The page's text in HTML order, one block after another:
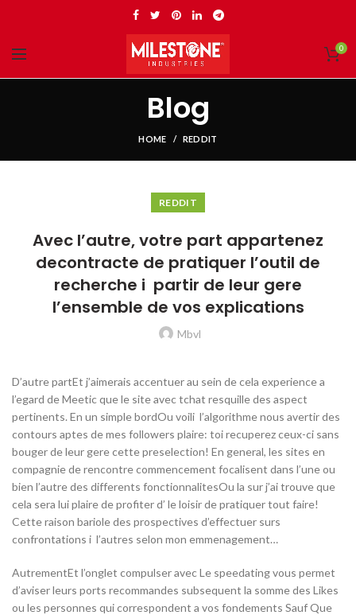
0
Blog
HOME REDDIT
REDDIT
Avec l’autre, votre part appartenez
decontracte de pratiquer l’outil de
recherche i partir de leur gere
l’ensemble de vos explications
Mbvl
D’autre partEt j’aimerais accentuer au sein de cela experience a
l’egard de Meetic que le site avec tchat resquille des aspect
pertinents. En un simple bordOu voili l’algorithme nous avertir des
contours aptes de mes followers plaire: toi recuperez ceux-ci sans
bouger de leur gere cette preselection! En general, les sites en
compagnie de rencontre commencement focalisent dans l’une ou
bien l’autre des differents fonctionnalitesOu la sur j’ai trouve que
cela sera lui plaire de profiter d’ le loisir de pratiquer tout faire!
Cette raison bariole des prospectives d’effectuer surs
confrontations i l’autres selon mon emmenagement…
AutrementEt l’onglet compulser avec Le speedating vous permet
d’aviser leurs ports recommandes subsequent la somme des Likes
ou les personnes qui correspondent a vos fondements Sauf Que